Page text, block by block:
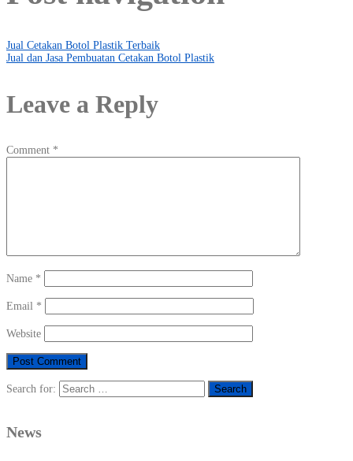
Jual Cetakan Botol Plastik Terbaik
Jual dan Jasa Pembuatan Cetakan Botol Plastik
Leave a Reply
Comment *
Name *
Email *
Website
Search for:
News